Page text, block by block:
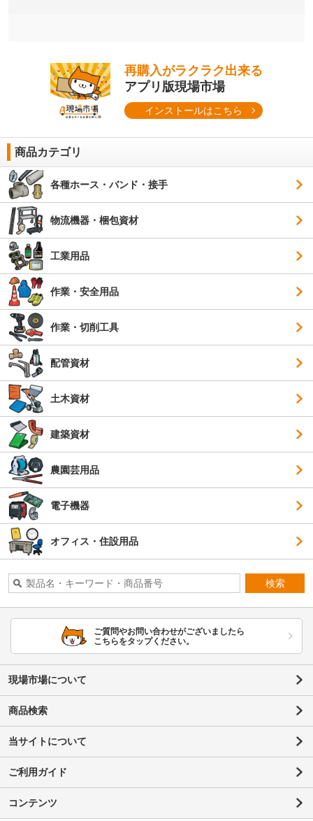
再購入がラクラク出来る
アプリ版現場市場
インストールはこちら
商品カテゴリ
各種ホース・バンド・接手
物流機器・梱包資材
工業用品
作業・安全用品
作業・切削工具
配管資材
土木資材
建築資材
農園芸用品
電子機器
オフィス・住設用品
検索
ご質問やお問い合わせがございましたら
こちらをタップください。
現場市場について
商品検索
当サイトについて
ご利用ガイド
コンテンツ